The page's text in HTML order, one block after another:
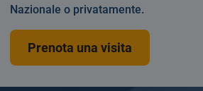
Nazionale o privatamente.
Prenota una visita